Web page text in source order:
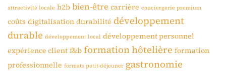
attractivité locale b2b bien-être carrière conciergerie premium
coûts digitalisation durabilité développement
durable développement local développement personnel
expérience client f&b formation hôtelière formation
professionnelle formats petit-déjeuner gastronomie